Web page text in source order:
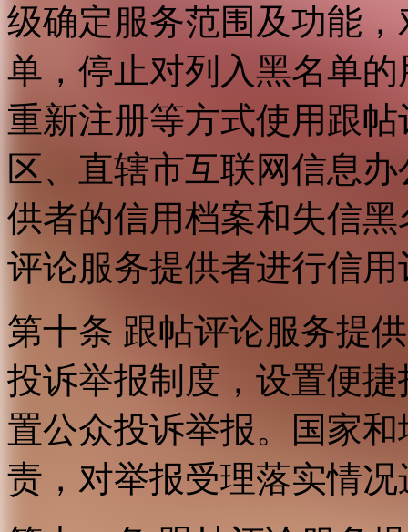
级确定服务范围及功能
单，停止对列入黑名单
重新注册等方式使用跟
区、直辖市互联网信息
供者的信用档案和失信
评论服务提供者进行信用
第十条 跟帖评论服务提
投诉举报制度，设置便
置公众投诉举报。国家
责，对举报受理落实情